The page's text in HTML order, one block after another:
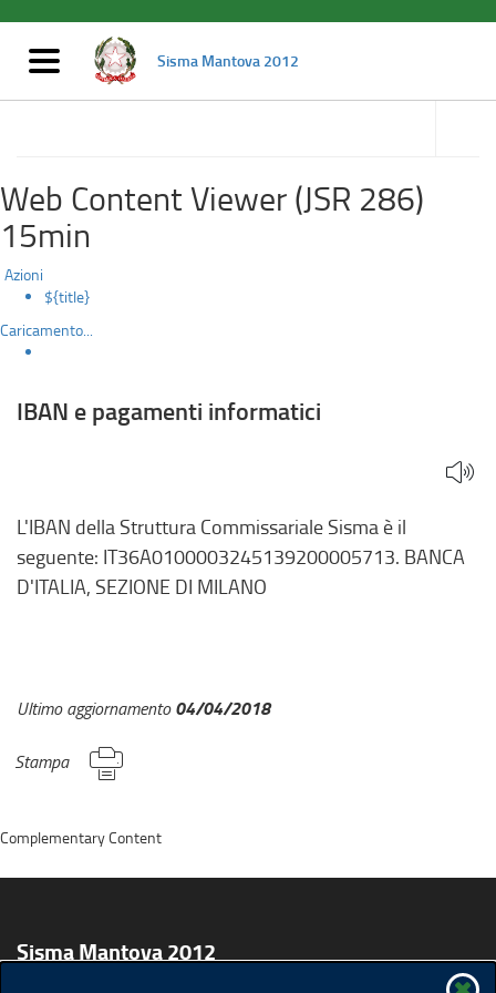
contenuto
principale
IBAN
pagamenti
Mostra/nascondi
navigazione
Sisma Mantova 2012
accedi
Web Content Viewer (JSR 286)
15min
Azioni
${title}
Caricamento...
IBAN e pagamenti informatici
L'IBAN della Struttura Commissariale Sisma è il
seguente: IT36A0100003245139200005713. BANCA
D'ITALIA, SEZIONE DI MILANO
Ultimo aggiornamento04/04/2018
Stampa
Sisma Mantova 2012
Complementary Content